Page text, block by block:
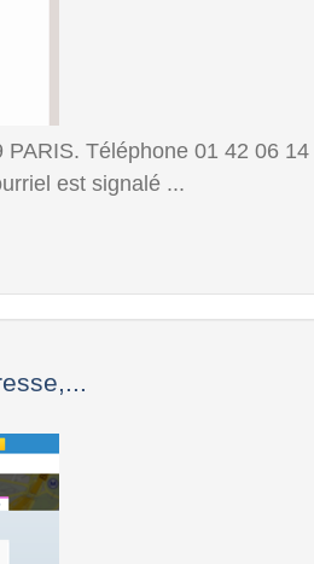
Téléphone 01 42 06
est signalé ...